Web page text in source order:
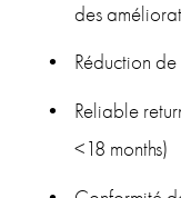
des
Réduction
Reliable
<18 months)